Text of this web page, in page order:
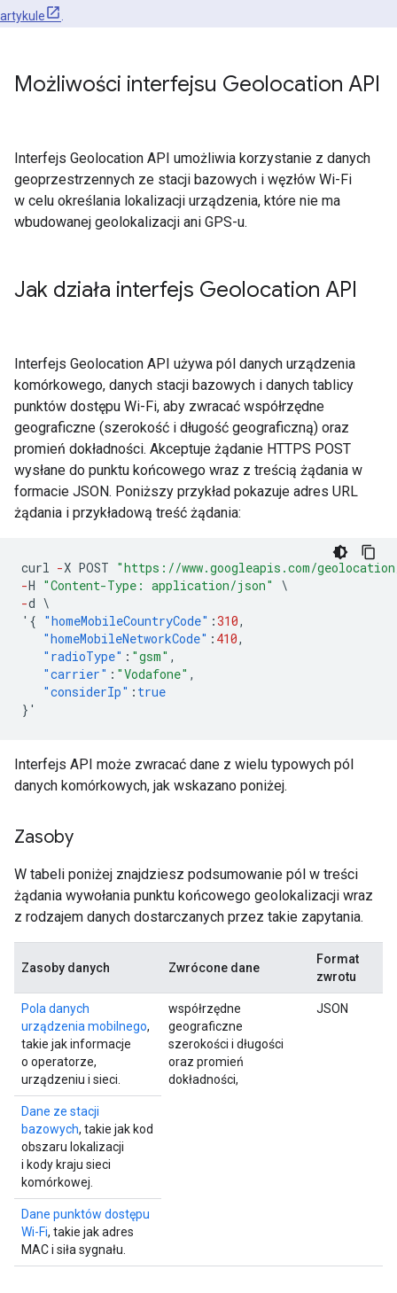
artykule
.
Możliwości interfejsu Geolocation API
Interfejs Geolocation API umożliwia korzystanie z danych
geoprzestrzennych ze stacji bazowych i węzłów Wi-Fi
w celu określania lokalizacji urządzenia, które nie ma
wbudowanej geolokalizacji ani GPS-u.
Jak działa interfejs Geolocation API
Interfejs Geolocation API używa pól danych urządzenia
komórkowego, danych stacji bazowych i danych tablicy
punktów dostępu Wi-Fi, aby zwracać współrzędne
geograficzne (szerokość i długość geograficzną) oraz
promień dokładności. Akceptuje żądanie HTTPS POST
wysłane do punktu końcowego wraz z treścią żądania w
formacie JSON. Poniższy przykład pokazuje adres URL
żądania i przykładową treść żądania:
curl -X POST "https://www.googleapis.com/
-H "Content-Type: application/json"
\
-d \
' { "homeMobileCountryCode" :310,
"homeMobileNetworkCode" : 410,
"radioType" : "gsm" ,
"carrier" : "Vodafone" ,
"considerIp" : true
} '
Interfejs API może zwracać dane z wielu typowych pól
danych komórkowych, jak wskazano poniżej.
Zasoby
W tabeli poniżej znajdziesz podsumowanie pól w treści
żądania wywołania punktu końcowego geolokalizacji wraz
z rodzajem danych dostarczanych przez takie zapytania.
Zasoby danych Zwrócone dane
Format
zwrotu
Pola danych
urządzenia mobilnego,
takie jak informacje
o operatorze,
urządzeniu i sieci.
współrzędne
geograficzne
szerokości i długości
oraz promień
dokładności,
JSON
Dane ze stacji
bazowych, takie jak kod
obszaru lokalizacji
i kody kraju sieci
komórkowej.
Dane punktów dostępu
Wi-Fi, takie jak adres
MAC i siła sygnału.